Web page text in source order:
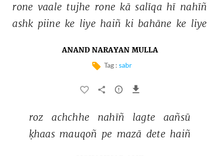
rone vaale tujhe rone kā salīqa hī nahīñ
ashk piine ke liye haiñ ki bahāne ke liye
ANAND NARAYAN MULLA
Tag : sabr
roz achchhe nahīñ lagte
aañsū
ḳhaas mauqoñ pe mazā dete haiñ